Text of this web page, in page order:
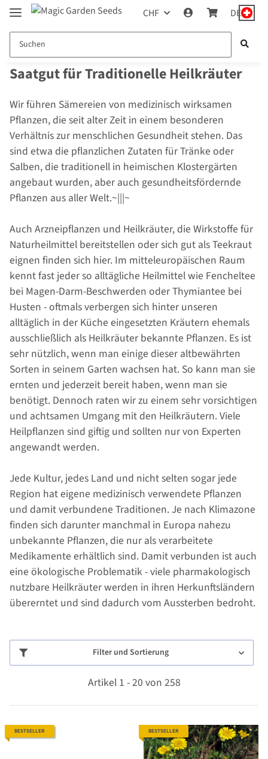
CHF DE
Saatgut für Traditionelle Heilkräuter
Wir führen Sämereien von medizinisch wirksamen
Pflanzen, die seit alter Zeit in einem besonderen
Verhältnis zur menschlichen Gesundheit stehen. Das
sind etwa die pflanzlichen Zutaten für Tränke oder
Salben, die traditionell in heimischen Klostergärten
angebaut wurden, aber auch gesundheitsfördernde
Pflanzen aus aller Welt.~|||~
Auch Arzneipflanzen und Heilkräuter, die Wirkstoffe für
Naturheilmittel bereitstellen oder sich gut als Teekraut
eignen finden sich hier. Im mitteleuropäischen Raum
kennt fast jeder so alltägliche Heilmittel wie Fencheltee
bei Magen-Darm-Beschwerden oder Thymiantee bei
Husten - oftmals verbergen sich hinter unseren
alltäglich in der Küche eingesetzten Kräutern ehemals
ausschließlich als Heilkräuter bekannte Pflanzen. Es ist
sehr nützlich, wenn man einige dieser altbewährten
Sorten in seinem Garten wachsen hat. So kann man sie
ernten und jederzeit bereit haben, wenn man sie
benötigt. Dennoch raten wir zu einem sehr vorsichtigen
und achtsamen Umgang mit den Heilkräutern. Viele
Heilpflanzen sind giftig und sollten nur von Experten
angewandt werden.
Jede Kultur, jedes Land und nicht selten sogar jede
Region hat eigene medizinisch verwendete Pflanzen
und damit verbundene Traditionen. Je nach Klimazone
finden sich darunter manchmal in Europa nahezu
unbekannte Pflanzen, die nur als verarbeitete
Medikamente erhältlich sind. Damit verbunden ist auch
eine ökologische Problematik - viele pharmakologisch
nutzbare Heilkräuter werden in ihren Herkunftsländern
übererntet und sind dadurch vom Aussterben bedroht.
Filter und Sortierung
Artikel 1 - 20 von 258
BESTSELLER BESTSELLER